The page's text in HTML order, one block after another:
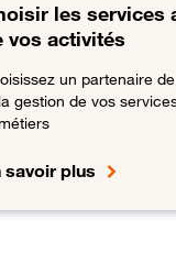
les services
vos activités
un partenaire
gestion de vos
savoir plus
vers Choisir les